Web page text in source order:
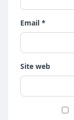
Email *
Site web